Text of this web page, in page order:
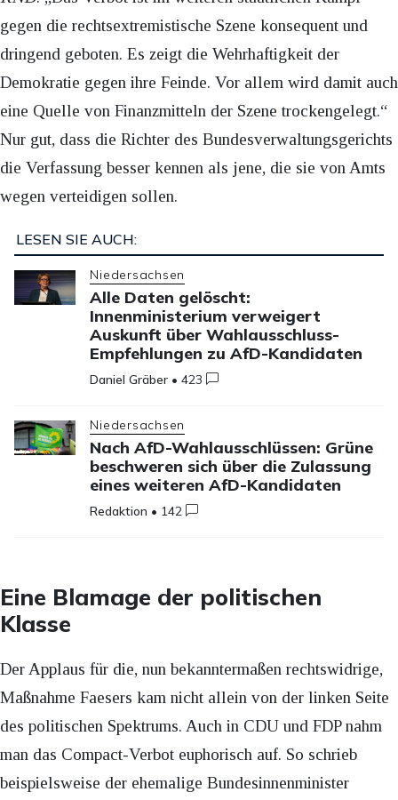
gegen die rechtsextremistische Szene konsequent und
dringend geboten. Es zeigt die Wehrhaftigkeit der
Demokratie gegen ihre Feinde. Vor allem wird damit auch
eine Quelle von Finanzmitteln der Szene trockengelegt.“
Nur gut, dass die Richter des Bundesverwaltungsgerichts
die Verfassung besser kennen als jene, die sie von Amts
wegen verteidigen sollen.
LESEN SIE AUCH:
Niedersachsen
Alle Daten gelöscht:
Innenministerium verweigert
Auskunft über Wahlausschluss-
Empfehlungen zu AfD-Kandidaten
Daniel Gräber •423
Niedersachsen
Nach AfD-Wahlausschlüssen: Grüne
beschweren sich über die Zulassung
eines weiteren AfD-Kandidaten
Redaktion • 142
Eine Blamage der politischen
Klasse
Der Applaus für die, nun bekanntermaßen rechtswidrige,
Maßnahme Faesers kam nicht allein von der linken Seite
des politischen Spektrums. Auch in CDU und FDP nahm
man das Compact-Verbot euphorisch auf. So schrieb
beispielsweise der ehemalige Bundesinnenminister